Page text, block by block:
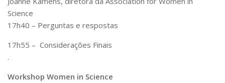
Science
17h40 – Perguntas e respostas
17h55 – Considerações Finais
.
Workshop Women in Science